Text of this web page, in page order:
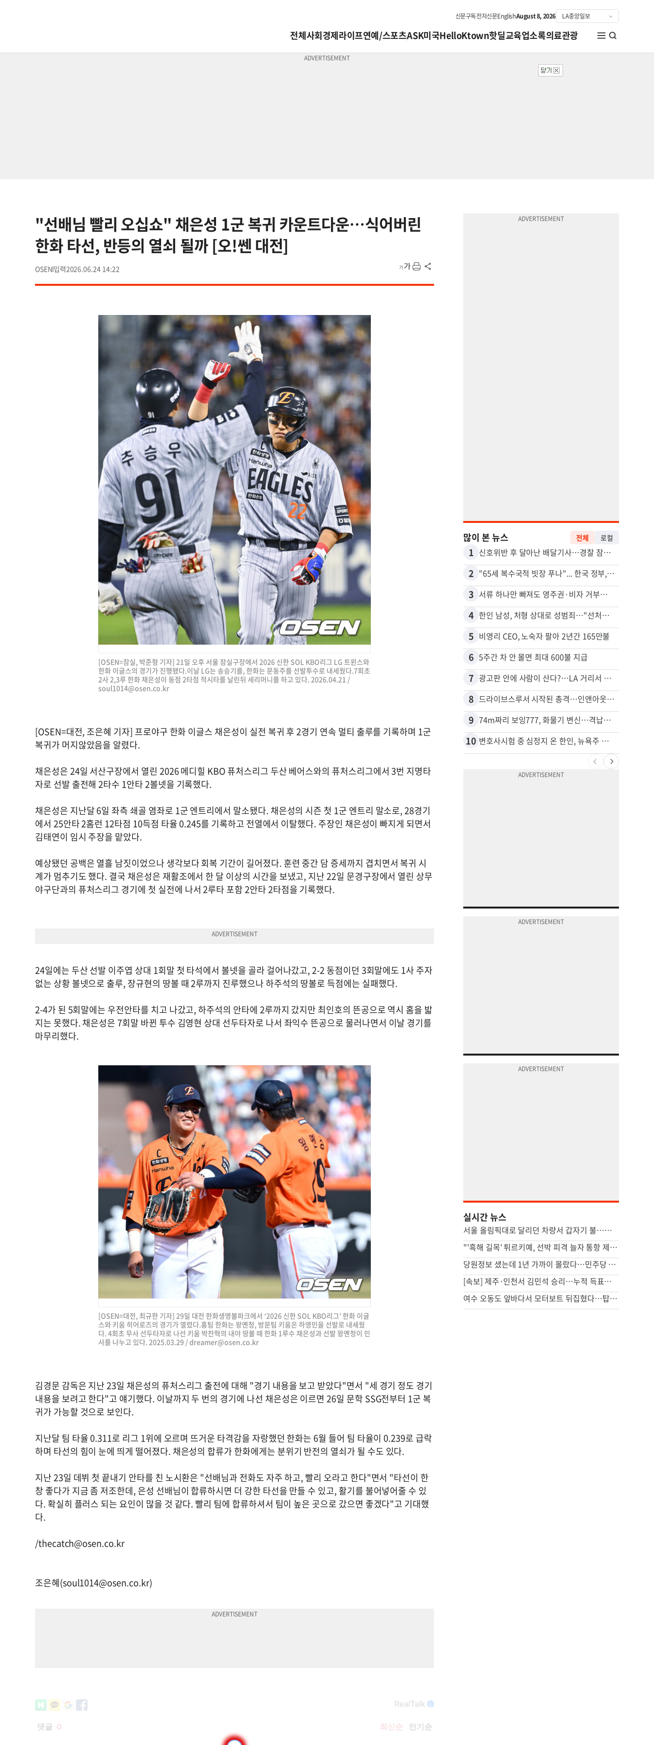
신문구독전자신문EnglishAugust 8, 2026
전체사회경제라이프연예/스포츠ASK미국HelloKtown핫딜교육업소록의료관광
"선배님 빨리 오십쇼" 채은성 1군 복귀 카운트다운…식어버린
한화 타선, 반등의 열쇠 될까 [오!쎈 대전]
OSEN 2026.06.24 14:22
[OSEN=잠실, 박준형 기자] 21일 오후 서울 잠실구장에서 2026 신한 SOL KBO리그 LG 트윈스와
한화 이글스의 경기가 진행됐다.이날 LG는 송승기를, 한화는 문동주를 선발투수로 내세웠다.7회초
2사 2,3루 한화 채은성이 동점 2타점 적시타를 날린뒤 세리머니를 하고 있다. 2026.04.21 /
soul1014@osen.co.kr
[OSEN=대전, 조은혜 기자] 프로야구 한화 이글스 채은성이 실전 복귀 후 2경기 연속 멀티 출루를 기록하며 1군
복귀가 머지않았음을 알렸다.
채은성은 24일 서산구장에서 열린 2026 메디힐 KBO 퓨처스리그 두산 베어스와의 퓨처스리그에서 3번 지명타
자로 선발 출전해 2타수 1안타 2볼넷을 기록했다.
채은성은 지난달 6일 좌측 쇄골 염좌로 1군 엔트리에서 말소됐다. 채은성의 시즌 첫 1군 엔트리 말소로, 28경기
에서 25안타 2홈런 12타점 10득점 타율 0.245를 기록하고 전열에서 이탈했다. 주장인 채은성이 빠지게 되면서
김태연이 임시 주장을 맡았다.
예상됐던 공백은 열흘 남짓이었으나 생각보다 회복 기간이 길어졌다. 훈련 중간 담 증세까지 겹치면서 복귀 시
계가 멈추기도 했다. 결국 채은성은 재활조에서 한 달 이상의 시간을 보냈고, 지난 22일 문경구장에서 열린 상무
야구단과의 퓨처스리그 경기에 첫 실전에 나서 2루타 포함 2안타 2타점을 기록했다.
24일에는 두산 선발 이주엽 상대 1회말 첫 타석에서 볼넷을 골라 걸어나갔고, 2-2 동점이던 3회말에도 1사 주자
없는 상황 볼넷으로 출루, 장규현의 땅볼 때 2루까지 진루했으나 하주석의 땅볼로 득점에는 실패했다.
2-4가 된 5회말에는 우전안타를 치고 나갔고, 하주석의 안타에 2루까지 갔지만 최인호의 뜬공으로 역시 홈을 밟
지는 못했다. 채은성은 7회말 바뀐 투수 김영현 상대 선두타자로 나서 좌익수 뜬공으로 물러나면서 이날 경기를
마무리했다.
[OSEN=대전, 최규한 기자] 29일 대전 한화생명볼파크에서 ‘2026 신한 SOL KBO리그’ 한화 이글
스와 키움 히어로즈의 경기가 열렸다.홈팀 한화는 왕옌청, 방문팀 키움은 하영민을 선발로 내세웠
다. 4회초 무사 선두타자로 나선 키움 박찬혁의 내야 땅볼 때 한화 1루수 채은성과 선발 왕옌청이 인
사를 나누고 있다. 2025.03.29 /dreamer@osen.co.kr
김경문 감독은 지난 23일 채은성의 퓨처스리그 출전에 대해 "경기 내용을 보고 받았다"면서 "세 경기 정도 경기
내용을 보려고 한다"고 얘기했다. 이날까지 두 번의 경기에 나선 채은성은 이르면 26일 문학 SSG전부터 1군 복
귀가 가능할 것으로 보인다.
지난달 팀 타율 0.311로 리그 1위에 오르며 뜨거운 타격감을 자랑했던 한화는 6월 들어 팀 타율이 0.239로 급락
하며 타선의 힘이 눈에 띄게 떨어졌다. 채은성의 합류가 한화에게는 분위기 반전의 열쇠가 될 수도 있다.
지난 23일 데뷔 첫 끝내기 안타를 친 노시환은 "선배님과 전화도 자주 하고, 빨리 오라고 한다"면서 "타선이 한
창 좋다가 지금 좀 저조한데, 은성 선배님이 합류하시면 더 강한 타선을 만들 수 있고, 활기를 불어넣어줄 수 있
다. 확실히 플러스 되는 요인이 많을 것 같다. 빨리 팀에 합류하셔서 팀이 높은 곳으로 갔으면 좋겠다"고 기대했
다.
/thecatch@osen.co.kr
조은혜(soul1014@osen.co.kr)
많이 본 뉴스 전체 로컬
1 신호위반 후 달아난 배달기사…경찰 잠복해 잡고보니 ‘반전’
2 "65세 복수국적 빗장 푸나"... 한국 정부, 연령 완화 전면 추진
3 서류 하나만 빠져도 영주권·비자 거부…심사관 재량권 대폭 확대
4 한인 남성, 처형 상대로 성범죄…"선처해줬더니 배신자 취급"
5 비영리 CEO, 노숙자 팔아 2년간 165만불
6 5주간 차 안 몰면 최대 600불 지급
7 광고판 안에 사람이 산다?…LA 거리서 화제
8 드라이브스루서 시작된 총격…인앤아웃 참사 영상 공개
9 74m짜리 보잉777, 화물기 변신…격납고서 ‘보물’ 찾는 인천공항
10 변호사시험 중 심정지 온 한인, 뉴욕주 제소
실시간 뉴스
서울 올림픽대로 달리던 차량서 갑자기 불…운전자 1명 경상
"'흑해 길목' 튀르키예, 선박 피격 늘자 통항 제한"
당원정보 샜는데 1년 가까이 몰랐다…민주당 “당시 이상없다 판단”
[속보] 제주·인천서 김민석 승리…누적 득표도 정청래에 역전
여수 오동도 앞바다서 모터보트 뒤집혔다…탑승객 2명 사망